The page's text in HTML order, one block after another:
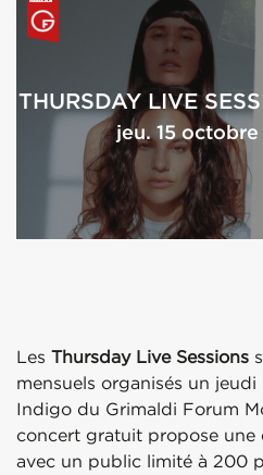
THURSDAY LIVE
jeu. 15
Les Thursday Live Sessions
mensuels organisés un
Indigo du Grimaldi Forum
concert gratuit propose une
avec un public limité à 200